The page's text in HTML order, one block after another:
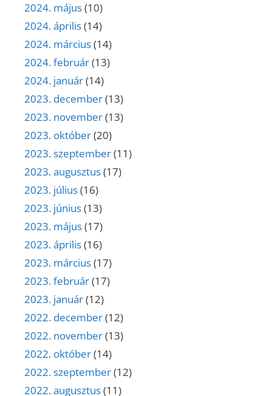
2024. május(10)
2024. április(14)
2024. március(14)
2024. február(13)
2024. január(14)
2023. december(13)
2023. november(13)
2023. október(20)
2023. szeptember(11)
2023. augusztus(17)
2023. július(16)
2023. június(13)
2023. május(17)
2023. április(16)
2023. március(17)
2023. február(17)
2023. január(12)
2022. december(12)
2022. november(13)
2022. október(14)
2022. szeptember(12)
2022. augusztus(11)